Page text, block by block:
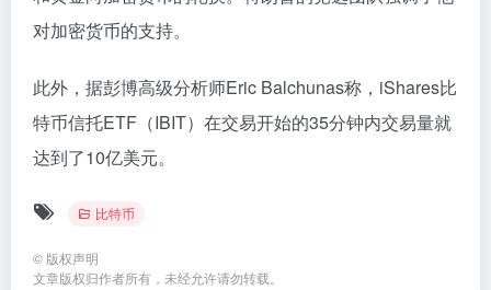
对加密货币的支持。
此外，据彭博高级分析师Eric Balchunas称，iShares比
特币信托ETF（IBIT）在交易开始的35分钟内交易量就
达到了10亿美元。
比特币
© 版权声明
文章版权归作者所有，未经允许请勿转载。